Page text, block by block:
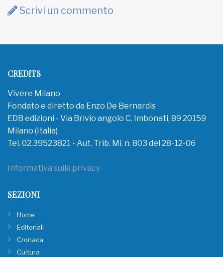
Scrivi un commento
CREDITS
Vivere Milano
Fondato e diretto da Enzo De Bernardis
EDB edizioni - Via Brivio angolo C. Imbonati, 89 20159
Milano (Italia)
Tel. 02.39523821 - Aut. Trib. Mi. n. 803 del 28-12-06
Informativa sulla privacy
SEZIONI
Home
Editoriali
Cronaca
Cultura